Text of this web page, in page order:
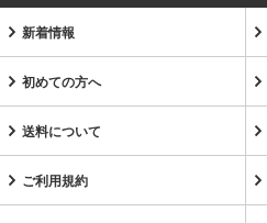
新着情報
初めての方へ
送料について
ご利用規約